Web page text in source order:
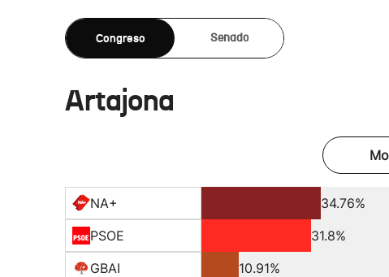
Congreso Senado
Artajona
NA+
34.76%
PSOE
31.8%
GBAI
10.91%